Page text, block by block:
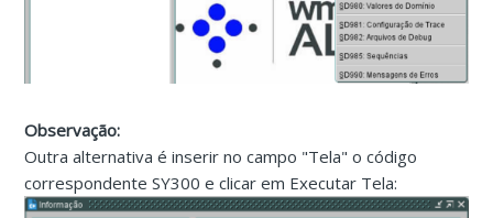
Observação:
Outra alternativa é inserir no campo "Tela" o código
correspondente SY300 e clicar em Executar Tela: